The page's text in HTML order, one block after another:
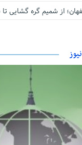
از شمیم گره گشایی